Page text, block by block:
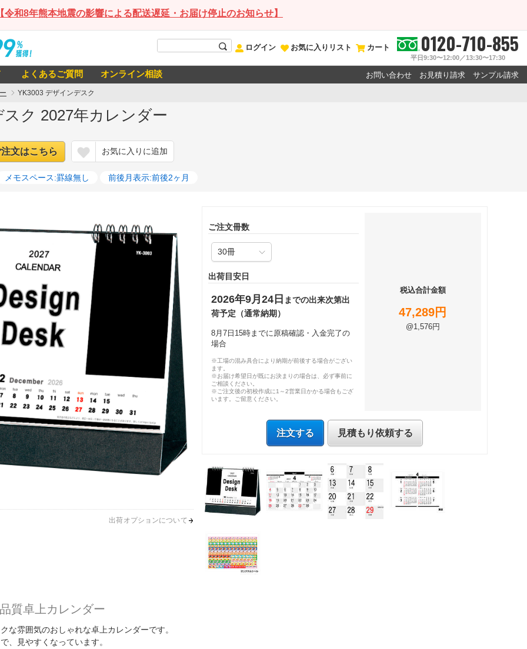
令和8年熊本地震の影響による配送遅延・お届け停止のお知らせ】
ログイン お気に入りリスト カート 0120-710-855
平日9:30〜12:00／13:30〜17:30
よくあるご質問 オンライン相談 お問い合わせ お見積り請求 サンプル請求
YK3003 デザインデスク
ク 2027年カレンダー
文はこちら お気に入りに追加
メモスペース:罫線無し 前後月表示:前後2ヶ月
出荷オプションについて
ご注文冊数
出荷目安日
2026年9月24日 までの出来次第出
荷予定（通常納期）
8月7日15時までに原稿確認・入金完了の
場合
※工場の混み具合により納期が前後する場合がござい
ます。
※お届け希望日が既にお決まりの場合は、必ず事前に
ご相談ください。
※ご注文後の初校作成に1～2営業日かかる場合もござ
います。ご留意ください。
税込合計金額
47,289円
@1,576円
注文する 見積もり依頼する
質卓上カレンダー
な雰囲気のおしゃれな卓上カレンダーです。
、見やすくなっています。